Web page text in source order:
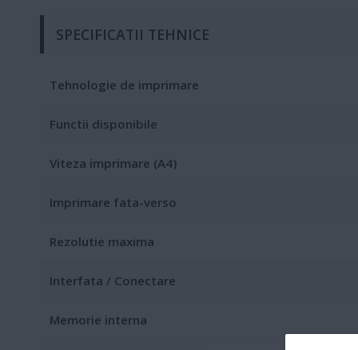
SPECIFICATII TEHNICE
Tehnologie de imprimare
Functii disponibile
Viteza imprimare (A4)
Imprimare fata-verso
Rezolutie maxima
Interfata / Conectare
Memorie interna